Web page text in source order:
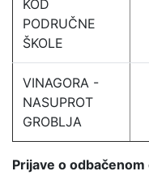
KOD
PODRUČNE
ŠKOLE
VINAGORA -
NASUPROT
GROBLJA
Prijave o odbačenom